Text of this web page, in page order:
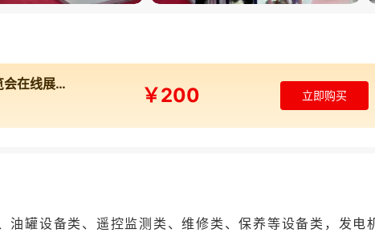
2025年伊朗德黑兰石油天然气展览会在线展商名录
￥200 立即购买
油罐设备类、遥控监测类、维修类、保养等设备类，发电